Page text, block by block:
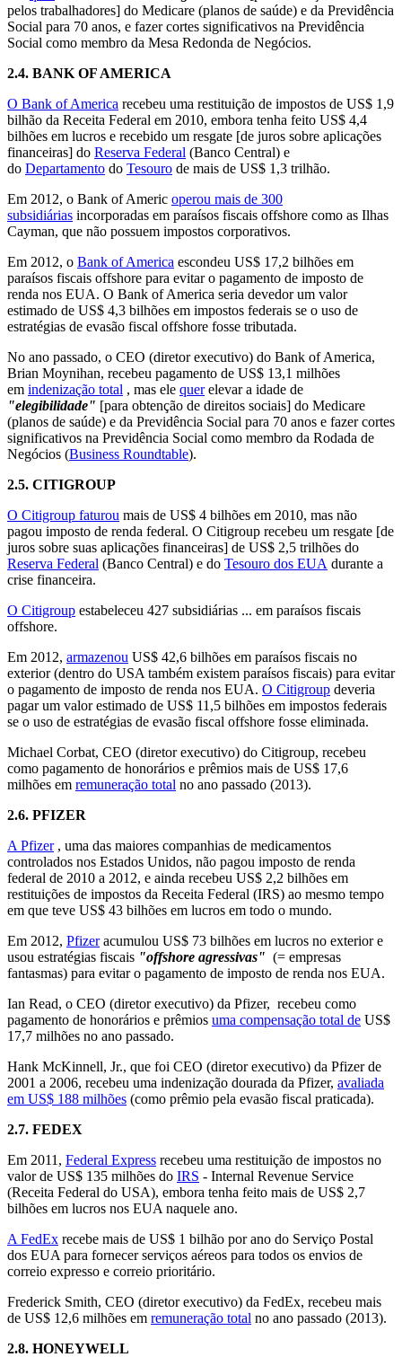
pelos trabalhadores] do Medicare (planos de saúde) e da Previdência
Social para 70 anos, e fazer cortes significativos na Previdência
Social como membro da Mesa Redonda de Negócios.
2.4. BANK OF AMERICA
O Bank of America recebeu uma restituição de impostos de US$ 1,9
bilhão da Receita Federal em 2010, embora tenha feito US$ 4,4
bilhões em lucros e recebido um resgate [de juros sobre aplicações
financeiras] do Reserva Federal (Banco Central) e
do Departamento do Tesouro de mais de US$ 1,3 trilhão.
Em 2012, o Bank of Americ operou mais de 300
subsidiárias incorporadas em paraísos fiscais offshore como as Ilhas
Cayman, que não possuem impostos corporativos.
Em 2012, o Bank of America escondeu US$ 17,2 bilhões em
paraísos fiscais offshore para evitar o pagamento de imposto de
renda nos EUA. O Bank of America seria devedor um valor
estimado de US$ 4,3 bilhões em impostos federais se o uso de
estratégias de evasão fiscal offshore fosse tributada.
No ano passado, o CEO (diretor executivo) do Bank of America,
Brian Moynihan, recebeu pagamento de US$ 13,1 milhões
em indenização total , mas ele querelevar a idade de
"elegibilidade" [para obtenção de direitos sociais] do Medicare
(planos de saúde) e da Previdência Social para 70 anos e fazer cortes
significativos na Previdência Social como membro da Rodada de
Negócios (Business Roundtable).
2.5. CITIGROUP
O Citigroup faturou mais de US$ 4 bilhões em 2010, mas não
pagou imposto de renda federal. O Citigroup recebeu um resgate [de
juros sobre suas aplicações financeiras] de US$ 2,5 trilhões do
Reserva Federal (Banco Central) e do Tesouro dos EUA durante a
crise financeira.
O Citigroup estabeleceu 427 subsidiárias ... em paraísos fiscais
offshore.
Em 2012, armazenou US$ 42,6 bilhões em paraísos fiscais no
exterior (dentro do USA também existem paraísos fiscais) para evitar
o pagamento de imposto de renda nos EUA. O Citigroup deveria
pagar um valor estimado de US$ 11,5 bilhões em impostos federais
se o uso de estratégias de evasão fiscal offshore fosse eliminada.
Michael Corbat, CEO (diretor executivo) do Citigroup, recebeu
como pagamento de honorários e prêmios mais de US$ 17,6
milhões em remuneração total no ano passado (2013).
2.6. PFIZER
A Pfizer, uma das maiores companhias de medicamentos
controlados nos Estados Unidos, não pagou imposto de renda
federal de 2010 a 2012, e ainda recebeu US$ 2,2 bilhões em
restituições de impostos da Receita Federal (IRS) ao mesmo tempo
em que teve US$ 43 bilhões em lucros em todo o mundo.
Em 2012, Pfizeracumulou US$ 73 bilhões em lucros no exterior e
usou estratégias fiscais "offshore agressivas" (= empresas
fantasmas) para evitar o pagamento de imposto de renda nos EUA.
Ian Read, o CEO (diretor executivo) da Pfizer, recebeu como
pagamento de honorários e prêmios uma compensação total de US$
17,7 milhões no ano passado.
Hank McKinnell, Jr., que foi CEO (diretor executivo) da Pfizer de
2001 a 2006, recebeu uma indenização dourada da Pfizer, avaliada
em US$ 188 milhões (como prêmio pela evasão fiscal praticada).
2.7. FEDEX
Em 2011, Federal Express recebeu uma restituição de impostos no
valor de US$ 135 milhões do IRS - Internal Revenue Service
(Receita Federal do USA), embora tenha feito mais de US$ 2,7
bilhões em lucros nos EUA naquele ano.
A FedEx recebe mais de US$ 1 bilhão por ano do Serviço Postal
dos EUA para fornecer serviços aéreos para todos os envios de
correio expresso e correio prioritário.
Frederick Smith, CEO (diretor executivo) da FedEx, recebeu mais
de US$ 12,6 milhões em remuneração total no ano passado (2013).
2.8. HONEYWELL